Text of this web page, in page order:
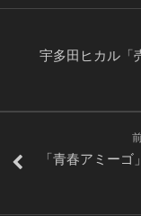
宇多田ヒカル「
「青春アミー